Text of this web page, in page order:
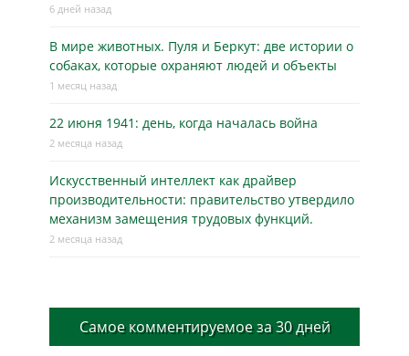
6 дней назад
В мире животных. Пуля и Беркут: две истории о
собаках, которые охраняют людей и объекты
1 месяц назад
22 июня 1941: день, когда началась война
2 месяца назад
Искусственный интеллект как драйвер
производительности: правительство утвердило
механизм замещения трудовых функций.
2 месяца назад
Самое комментируемое за 30 дней